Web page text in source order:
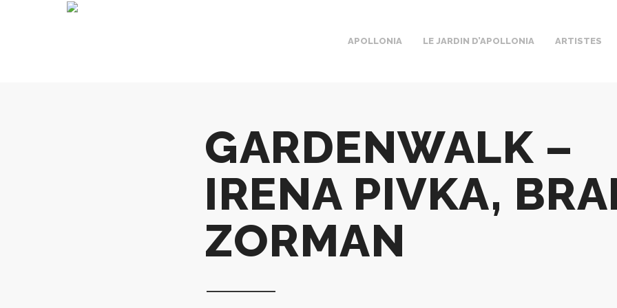
APOLLONIA LE JARDIN D’APOLLONIA ARTISTES
GARDENWALK –
IRENA PIVKA,
ZORMAN